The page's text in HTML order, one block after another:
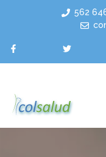
contenido
562